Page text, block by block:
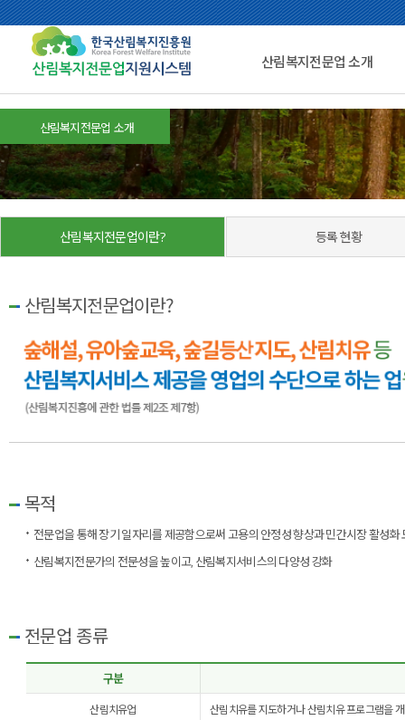
산림복지전문업 소개
산림복지전문업 소개
산림복지전문업이란? 등록 현황
산림복지전문업이란?
목적
전문업을 통해 장기 일자리를 제공함으로써 고용의 안정성 향상과 민간시장 활성화
산림복지전문가의 전문성을 높이고, 산림복지서비스의 다양성 강화
전문업 종류
구분
산림치유업
산림치유를 지도하거나 산림치유 프로그램을